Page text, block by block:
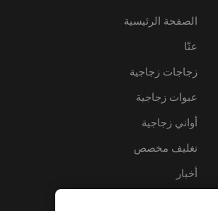
الصفحة الرئيسية
عنّا
زجاجات زجاجية
عبوات زجاجية
أواني زجاجية
تغليف مخصص
أخبار